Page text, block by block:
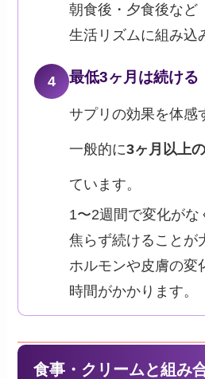
朝食後・夕食後など
生活リズムに組み込
4 最低3ヶ月は続ける
サプリの効果を体感
一般的に3ヶ月以上
ています。
1〜2週間で変化がな
焦らず続けることが
ホルモンや皮膚の変
時間がかかります。
食事・クリームと組み